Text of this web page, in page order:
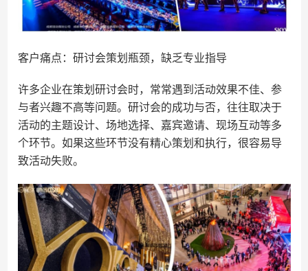
客户痛点：研讨会策划瓶颈，缺乏专业指导
许多企业在策划研讨会时，常常遇到活动效果不佳、参
与者兴趣不高等问题。研讨会的成功与否，往往取决于
活动的主题设计、场地选择、嘉宾邀请、现场互动等多
个环节。如果这些环节没有精心策划和执行，很容易导
致活动失败。